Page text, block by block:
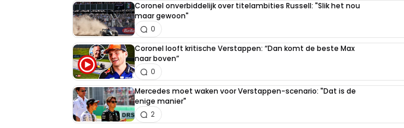
Coronel onverbiddelijk over titelambities Russell: "Slik het nou
maar gewoon"
0
Coronel looft kritische Verstappen: “Dan komt de beste Max
naar boven”
0
Mercedes moet waken voor Verstappen-scenario: "Dat is de
enige manier"
2